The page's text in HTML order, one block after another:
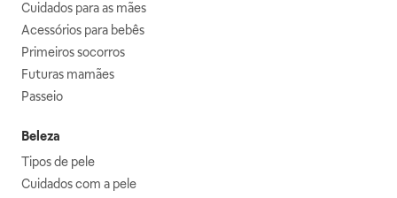
Cuidados para as mães
Acessórios para bebês
Primeiros socorros
Futuras mamães
Passeio
Beleza
Tipos de pele
Cuidados com a pele